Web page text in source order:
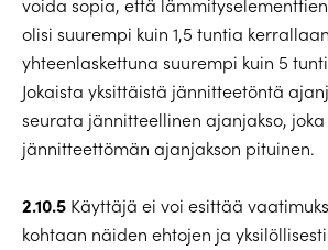
voida sopia, että
olisi suurempi kuin 1,5 tuntia
yhteenlaskettuna suurempi kuin 5
Jokaista yksittäistä jännitteetöntä
seurata jännitteellinen ajanjakso,
jännitteettömän ajanjakson pituinen.
2.10.5 Käyttäjä ei voi esittää
kohtaan näiden ehtojen ja